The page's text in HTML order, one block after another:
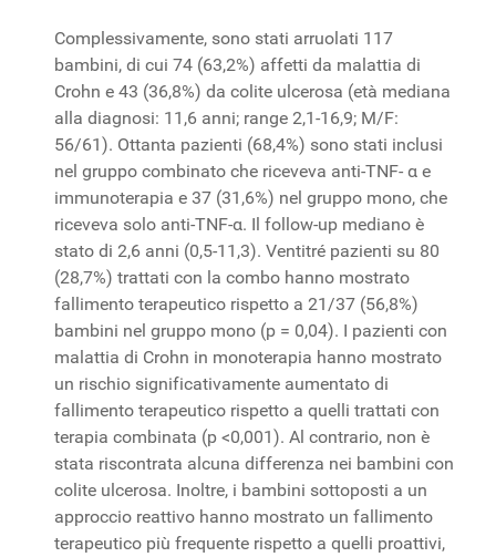
Complessivamente, sono stati arruolati 117
bambini, di cui 74 (63,2%) affetti da malattia di
Crohn e 43 (36,8%) da colite ulcerosa (età mediana
alla diagnosi: 11,6 anni; range 2,1-16,9; M/F:
56/61). Ottanta pazienti (68,4%) sono stati inclusi
nel gruppo combinato che riceveva anti-TNF- α e
immunoterapia e 37 (31,6%) nel gruppo mono, che
riceveva solo anti-TNF-α. Il follow-up mediano è
stato di 2,6 anni (0,5-11,3). Ventitré pazienti su 80
(28,7%) trattati con la combo hanno mostrato
fallimento terapeutico rispetto a 21/37 (56,8%)
bambini nel gruppo mono (p = 0,04). I pazienti con
malattia di Crohn in monoterapia hanno mostrato
un rischio significativamente aumentato di
fallimento terapeutico rispetto a quelli trattati con
terapia combinata (p <0,001). Al contrario, non è
stata riscontrata alcuna differenza nei bambini con
colite ulcerosa. Inoltre, i bambini sottoposti a un
approccio reattivo hanno mostrato un fallimento
terapeutico più frequente rispetto a quelli proattivi,